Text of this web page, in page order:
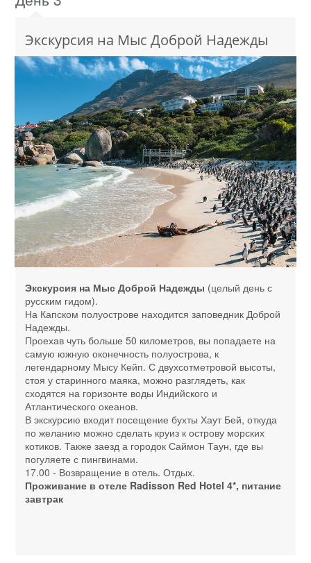
Экскурсия на Мыс Доброй Надежды
Экскурсия на Мыс Доброй Надежды (целый день с
русским гидом).
На Капском полуострове находится заповедник Доброй
Надежды.
Проехав чуть больше 50 километров, вы попадаете на
самую южную оконечность полуострова, к
легендарному Мысу Кейп. С двухсотметровой высоты,
стоя у старинного маяка, можно разглядеть, как
сходятся на горизонте воды Индийского и
Атлантического океанов.
В экскурсию входит посещение бухты Хаут Бей, откуда
по желанию можно сделать круиз к острову морских
котиков. Также заезд а городок Саймон Таун, где вы
погуляете с пингвинами.
17.00 - Возвращение в отель. Отдых.
Проживание в отеле Radisson Red Hotel 4*, питание
завтрак